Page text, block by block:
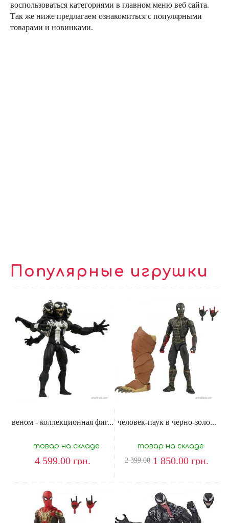
воспользоваться категориями в главном меню веб сайта.
Так же ниже предлагаем ознакомиться с популярными
товарами и новинками.
Популярные игрушки
веном - коллекционная фиг...
товар на складе
4 599.00 грн.
человек-паук в черно-золо...
товар на складе
2 399.00 1 850.00 грн.